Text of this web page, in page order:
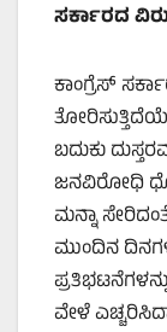
ಸರ್ಕಾರದ
ಕಾಂಗ್ರೆಸ್
ಬದುಕು
ಜನವಿರೋಧಿ
ಮನ್ನಾ
ಮುಂದಿನ
ವೇಳೆ